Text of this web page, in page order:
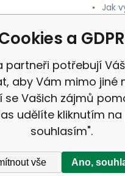
Jak
Jak
a GDPR
partneři potřebují
aby Vám mimo jiné
Vašich zájmů
udělíte kliknutím
souhlasím".
vše Ano,